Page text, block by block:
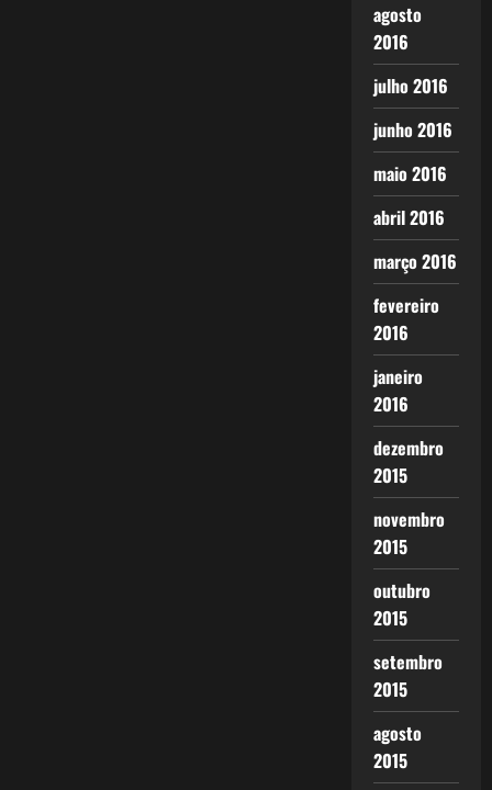
agosto
2016
julho 2016
junho 2016
maio 2016
abril 2016
março 2016
fevereiro
2016
janeiro
2016
dezembro
2015
novembro
2015
outubro
2015
setembro
2015
agosto
2015